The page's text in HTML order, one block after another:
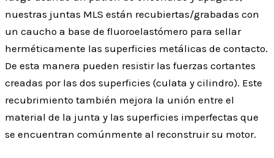
nuestras juntas MLS están recubiertas/grabadas con
un caucho a base de fluoroelastómero para sellar
herméticamente las superficies metálicas de contacto.
De esta manera pueden resistir las fuerzas cortantes
creadas por las dos superficies (culata y cilindro). Este
recubrimiento también mejora la unión entre el
material de la junta y las superficies imperfectas que
se encuentran comúnmente al reconstruir su motor.